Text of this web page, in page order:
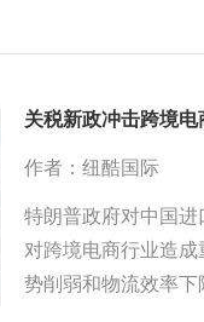
关税新政冲击跨境
作者：纽酷国际
特朗普政府对中国进
对跨境电商行业造
势削弱和物流效率